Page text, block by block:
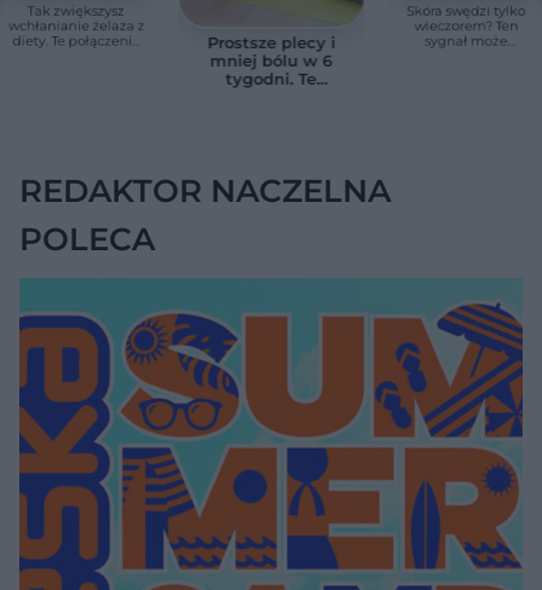
Tak zwiększysz
wchłanianie żelaza z
diety. Te połączenia
Prostsze plecy i
mniej bólu w 6
tygodni. Te
Skóra swędzi tylko
wieczorem? Ten
sygnał może
REDAKTOR NACZELNA
POLECA